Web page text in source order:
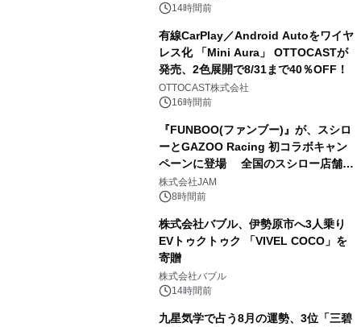
14時間前
有線CarPlay／Android Autoをワイヤ
レス化 「Mini Aura」 OTTOCASTが
発売、2色展開で8/31まで40％OFF！
OTTOCAST株式会社
16時間前
『FUNBOO(ファンブー)』が、スシロ
ーとGAZOO Racing 初コラボキャン
ペーンに登場 全国のスシロー店舗で
GR 4車種の FUNBOO(ミニカー)付き
メニューが展開されます
株式会社JAM
8時間前
株式会社バブル、伊勢原市へ3人乗り
EVトゥクトゥク 「VIVEL COCO」を
寄贈
株式会社バブル
14時間前
九星気学で占う8月の運勢、3位「三碧